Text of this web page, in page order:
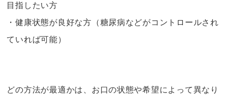
目指したい方
・健康状態が良好な方（糖尿病などがコントロールされ
ていれば可能）
どの方法が最適かは、お口の状態や希望によって異なり